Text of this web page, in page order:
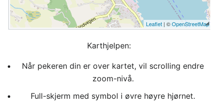
Leaflet | ©OpenStreetMap
Karthjelpen:
Når pekeren din er over kartet, vil scrolling endre
zoom-nivå.
Full-skjerm med symbol i øvre høyre hjørnet.